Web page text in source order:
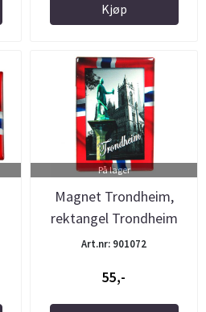
Kjøp
På lager
Magnet Trondheim,
rektangel Trondheim
flagg, ...
Art.nr: 901072
55,-